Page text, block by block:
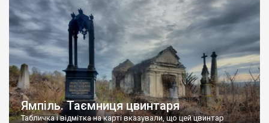
Ямпіль. Таємниця цвинтаря
Табличка і відмітка на карті вказували, що цей цвинтар